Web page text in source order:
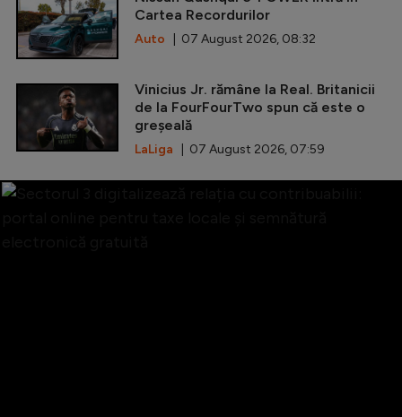
Cartea Recordurilor
Auto | 07 August 2026, 08:32
Vinicius Jr. rămâne la Real. Britanicii
de la FourFourTwo spun că este o
greșeală
LaLiga | 07 August 2026, 07:59